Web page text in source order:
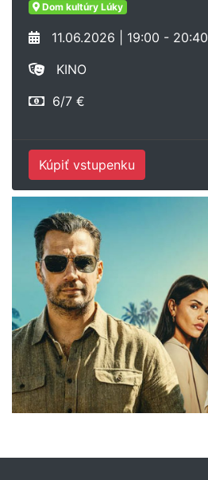
Dom kultúry Lúky
11.06.2026 | 19:00 - 20:40
KINO
6/7 €
Kúpiť vstupenku